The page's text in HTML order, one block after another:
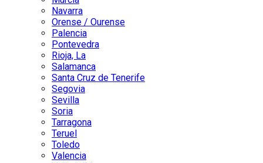
Navarra
Orense / Ourense
Palencia
Pontevedra
Rioja, La
Salamanca
Santa Cruz de Tenerife
Segovia
Sevilla
Soria
Tarragona
Teruel
Toledo
Valencia